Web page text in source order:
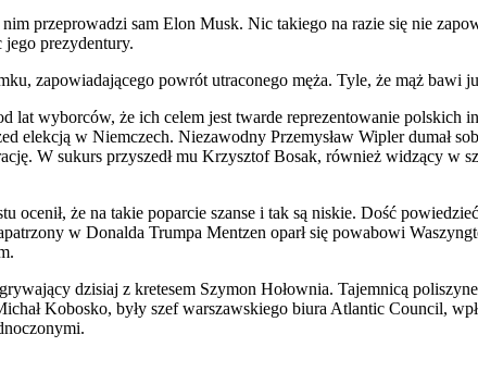
przeprowadzi sam Elon Musk. Nic takiego na razie się nie
jego prezydentury.
zapowiadającego powrót utraconego męża. Tyle, że mąż bawi
lat wyborców, że ich celem jest twarde reprezentowanie polskich
elekcją w Niemczech. Niezawodny Przemysław Wipler dumał
W sukurs przyszedł mu Krzysztof Bosak, również widzący w
ocenił, że na takie poparcie szanse i tak są niskie. Dość
w Donalda Trumpa Mentzen oparł się powabowi
dzisiaj z kretesem Szymon Hołownia. Tajemnicą
Kobosko, były szef warszawskiego biura Atlantic Council,